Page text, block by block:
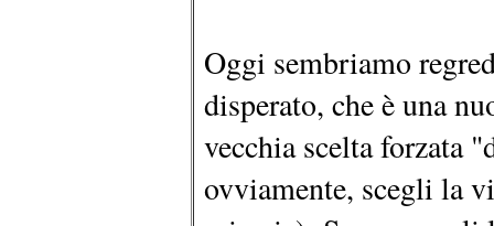
Oggi sembriamo
disperato, che è una
vecchia scelta forzata
ovviamente, scegli la